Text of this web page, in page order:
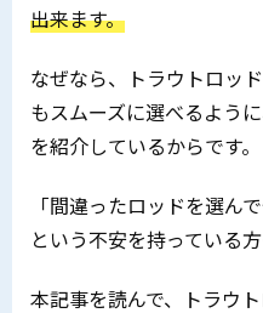
出来ます。
なぜなら、トラウトロッ
もスムーズに選べるよう
を紹介しているからです。
「間違ったロッドを選ん
という不安を持っている
本記事を読んで、トラウ